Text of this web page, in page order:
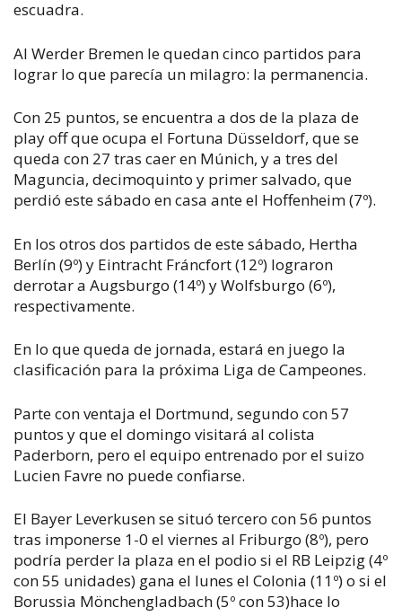
escuadra.
Al Werder Bremen le quedan cinco partidos para
lograr lo que parecía un milagro: la permanencia.
Con 25 puntos, se encuentra a dos de la plaza de
play off que ocupa el Fortuna Düsseldorf, que se
queda con 27 tras caer en Múnich, y a tres del
Maguncia, decimoquinto y primer salvado, que
perdió este sábado en casa ante el Hoffenheim (7º).
En los otros dos partidos de este sábado, Hertha
Berlín (9º) y Eintracht Fráncfort (12º) lograron
derrotar a Augsburgo (14º) y Wolfsburgo (6º),
respectivamente.
En lo que queda de jornada, estará en juego la
clasificación para la próxima Liga de Campeones.
Parte con ventaja el Dortmund, segundo con 57
puntos y que el domingo visitará al colista
Paderborn, pero el equipo entrenado por el suizo
Lucien Favre no puede confiarse.
El Bayer Leverkusen se situó tercero con 56 puntos
tras imponerse 1-0 el viernes al Friburgo (8º), pero
podría perder la plaza en el podio si el RB Leipzig (4º
con 55 unidades) gana el lunes el Colonia (11º) o si el
Borussia Mönchengladbach (5º con 53)hace lo